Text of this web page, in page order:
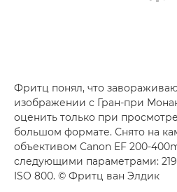
Фритц понял, что
изображении с Гран-при
оценить только при
большом формате. Снято на
объективом Canon EF 200-
следующими параметрами: 219
ISO 800. © Фритц ван Элдик